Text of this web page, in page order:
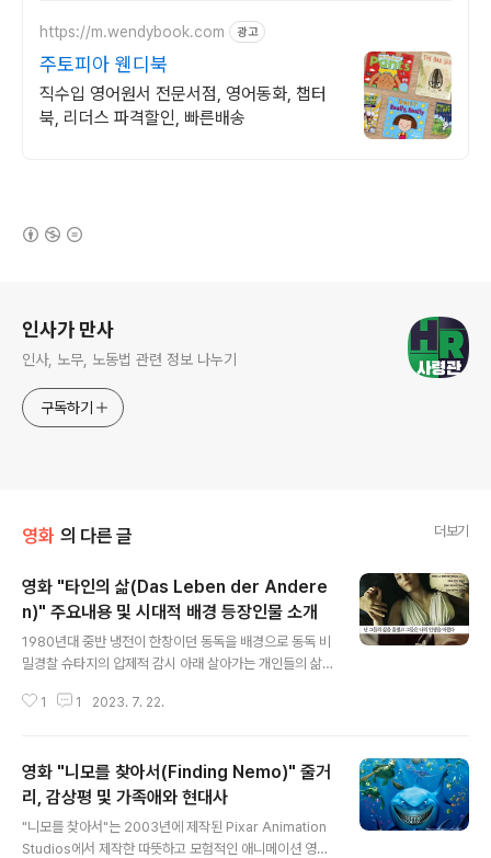
https://m.wendybook.com 광고
주토피아 웬디북
직수입 영어원서 전문서점, 영어동화, 챕터
북, 리더스 파격할인, 빠른배송
인사가 만사
인사, 노무, 노동법 관련 정보 나누기
구독하기
영화 의 다른 글 더보기
영화 "타인의 삶(Das Leben der Andere
n)" 주요내용 및 시대적 배경 등장인물 소개
1980년대 중반 냉전이 한창이던 동독을 배경으로 동독 비
밀경찰 슈타지의 압제적 감시 아래 살아가는 개인들의 삶
중심으로 한 이 영화는 배신, 구원, 그리고 연민의 변화하는
이만과 그의 파트너이자 유명 여배우인 크리스타-마리아
실란트가 거주하는 동베를린에서 시작됩니다. 그들은 동독
정권에 충성하는 것처럼 보이는 지적 및 예술적 엘리트의
일부입니다. 그러나 그들도 모르게 드라이먼에 대한 원한
1 1 2023. 7. 22.
영화 "니모를 찾아서(Finding Nemo)" 줄거
리, 감상평 및 가족애와 현대사
"니모를 찾아서"는 2003년에 제작된 Pixar Animation
Studios에서 제작한 따뜻하고 모험적인 애니메이션 영화